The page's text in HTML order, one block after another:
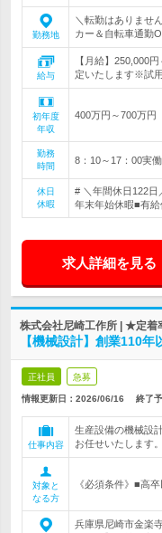
勤務地
＼転勤はありませ
カー＆自転車通勤
給与
【月給】250,000
定いたします※試
初年度
年収
400万円～700万円
勤務
時間
8：10～17：00実
休日
休暇
# ＼年間休日122
年末年始休暇■有
求人詳細を見る
株式会社尼崎工作所 | ★定着
【機械設計】創業110
正社員 急募
情報更新日：2026/06/16 終了
仕事内容
生産設備の機械設
お任せいたします。
対象と
なる方
《必須条件》■高
兵庫県尼崎市金楽